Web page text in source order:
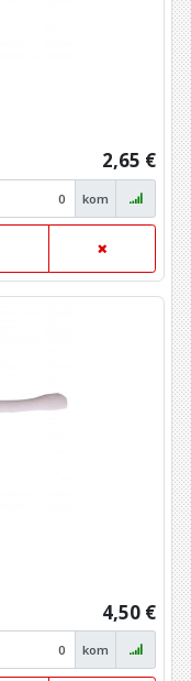
2,65 €
kom
4,50 €
kom